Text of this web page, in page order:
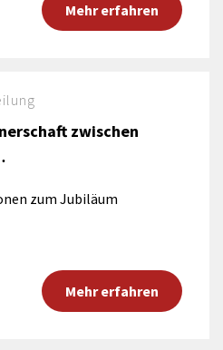
Mehr erfahren
zwischen
zum Jubiläum
Mehr erfahren